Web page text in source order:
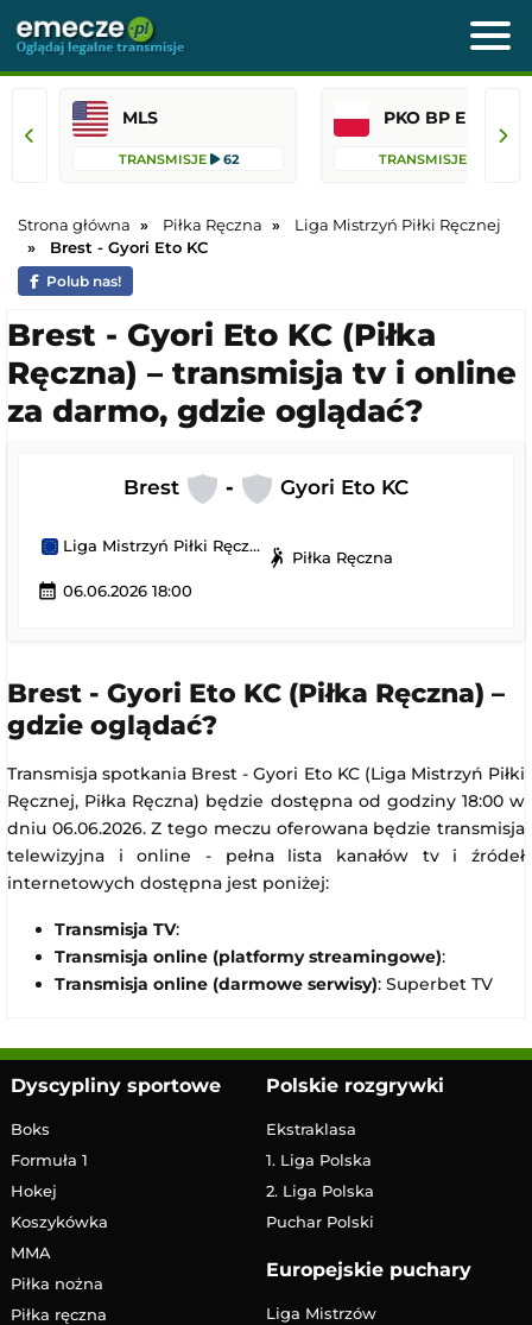
MLS
TRANSMISJE 62 TRANSMISJE
Strona główna Piłka Ręczna
Liga Mistrzyń Piłki Ręcznej
Brest - Gyori Eto KC
Polub nas!
Brest - Gyori Eto KC (Piłka
Ręczna) – transmisja tv i online
za darmo, gdzie oglądać?
Brest - Gyori Eto KC
Liga Mistrzyń Piłki Ręcznej
sports_handball Piłka Ręczna
calendar_month 06.06.2026 18:00
Brest - Gyori Eto KC (Piłka Ręczna) –
gdzie oglądać?
Transmisja spotkania Brest - Gyori Eto KC (Liga Mistrzyń Piłki
Ręcznej, Piłka Ręczna) będzie dostępna od godziny 18:00 w
dniu 06.06.2026. Z tego meczu oferowana będzie transmisja
telewizyjna i online - pełna lista kanałów tv i źródeł
internetowych dostępna jest poniżej:
Transmisja TV:
Transmisja online (platformy streamingowe):
Transmisja online (darmowe serwisy): Superbet TV
Dyscypliny sportowe
Boks
Formuła 1
Hokej
Koszykówka
MMA
Piłka nożna
Piłka ręczna
Polskie rozgrywki
Ekstraklasa
1. Liga Polska
2. Liga Polska
Puchar Polski
Europejskie puchary
Liga Mistrzów